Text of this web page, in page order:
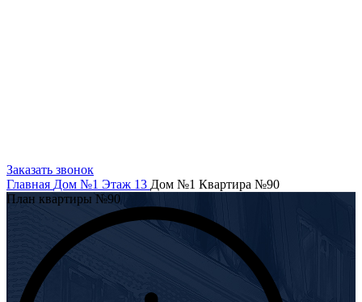
Заказать звонок
Главная Дом №1 Этаж 13 Дом №1 Квартира №90
План квартиры №90